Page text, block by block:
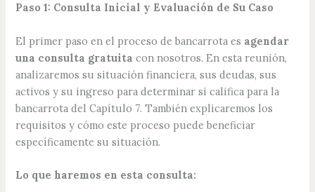
Paso 1: Consulta Inicial y Evaluación de Su Caso
El primer paso en el proceso de bancarrota es agendar
una consulta gratuita con nosotros. En esta reunión,
analizaremos su situación financiera, sus deudas, sus
activos y su ingreso para determinar si califica para la
bancarrota del Capítulo 7. También explicaremos los
requisitos y cómo este proceso puede beneficiar
específicamente su situación.
Lo que haremos en esta consulta: